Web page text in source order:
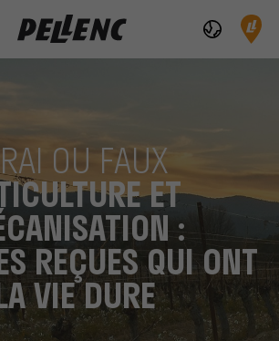
OU FAUX
ET
:
REÇUES QUI ONT
VIE DURE